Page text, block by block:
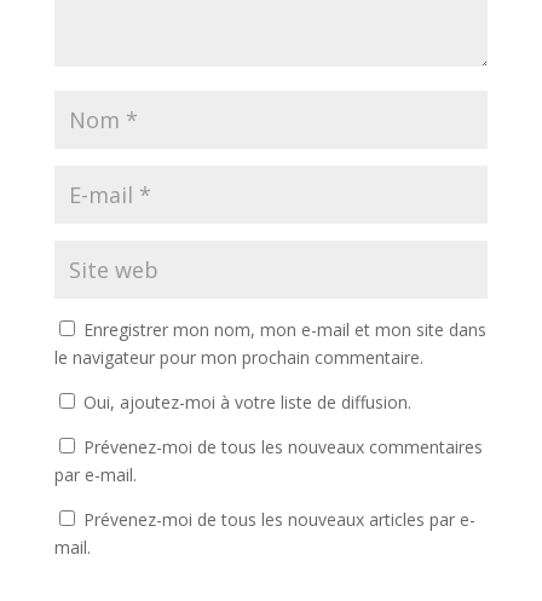
Enregistrer mon nom, mon e-mail et mon site dans
le navigateur pour mon prochain commentaire.
Oui, ajoutez-moi à votre liste de diffusion.
Prévenez-moi de tous les nouveaux commentaires
par e-mail.
Prévenez-moi de tous les nouveaux articles par e-
mail.